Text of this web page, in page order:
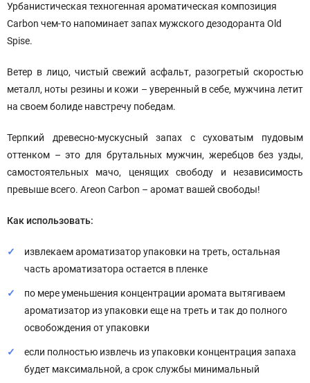
Урбанистическая техногенная ароматическая композиция
Carbon чем-то напоминает запах мужского дезодоранта Old
Spise.
Ветер в лицо, чистый свежий асфальт, разогретый скоростью
металл, ноты резины и кожи – уверенный в себе, мужчина летит
на своем болиде навстречу победам.
Терпкий древесно-мускусный запах с суховатым пудовым
оттенком – это для брутальных мужчин, жеребцов без узды,
самостоятельных мачо, ценящих свободу и независимость
превыше всего. Areon Carbon – аромат вашей свободы!
Как использовать:
извлекаем ароматизатор упаковки на треть, остальная
часть ароматизатора остается в пленке
по мере уменьшения концентрации аромата вытягиваем
ароматизатор из упаковки еще на треть и так до полного
освобождения от упаковки
если полностью извлечь из упаковки концентрация запаха
будет максимальной, а срок службы минимальный